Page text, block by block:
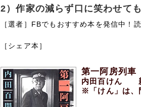
2）作家の減らず口に笑わせて
［選者］FBでもおすすめ本を発信中！
［シェア本］
第一阿房列車
内田百けん
※「けん」は、